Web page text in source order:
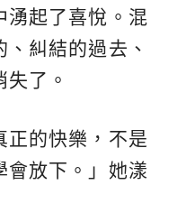
湧起了喜悅。混
糾結的過去、
了。
正的快樂，不是
會放下。」她漾